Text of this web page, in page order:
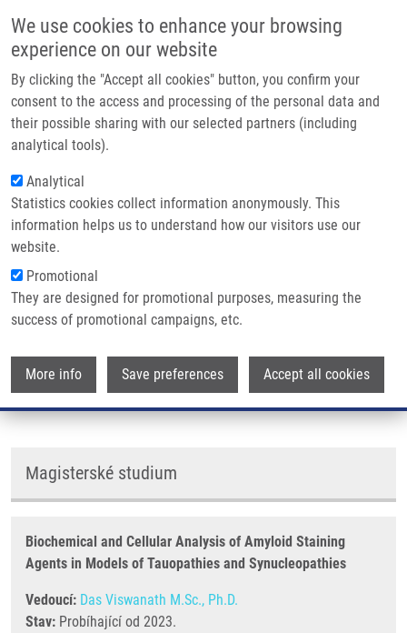
We use cookies to enhance your browsing
experience on our website
By clicking the "Accept all cookies" button, you confirm your
consent to the access and processing of the personal data and
their possible sharing with our selected partners (including
analytical tools).
Analytical
Statistics cookies collect information anonymously. This
information helps us to understand how our visitors use our
website.
Promotional
They are designed for promotional purposes, measuring the
success of promotional campaigns, etc.
More info Save preferences Accept all cookies
Main
Domů
Partner institutions
Technologie a služby
Kontakt
Drobečková navigace
Domů Paciorková Ema
Paciorková Ema
Skupiny: ÚMTM, LEM,
MAGISTERSKÝ STUDENT
Magisterské studium
Biochemical and Cellular Analysis of Amyloid Staining
Agents in Models of Tauopathies and Synucleopathies
Vedoucí: Das Viswanath M.Sc., Ph.D.
Stav: Probíhající od 2023.